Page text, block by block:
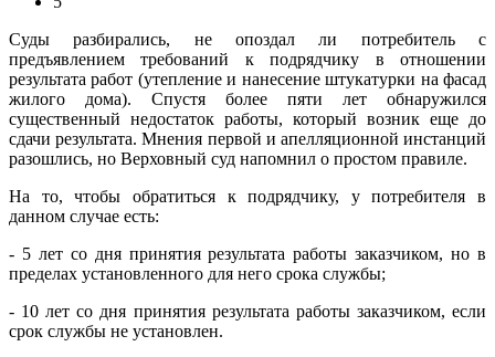
Суды разбирались, не опоздал ли потребитель с
предъявлением требований к подрядчику в отношении
результата работ (утепление и нанесение штукатурки на фасад
жилого дома). Спустя более пяти лет обнаружился
существенный недостаток работы, который возник еще до
сдачи результата. Мнения первой и апелляционной инстанций
разошлись, но Верховный суд напомнил о простом правиле.
На то, чтобы обратиться к подрядчику, у потребителя в
данном случае есть:
- 5 лет со дня принятия результата работы заказчиком, но в
пределах установленного для него срока службы;
- 10 лет со дня принятия результата работы заказчиком, если
срок службы не установлен.